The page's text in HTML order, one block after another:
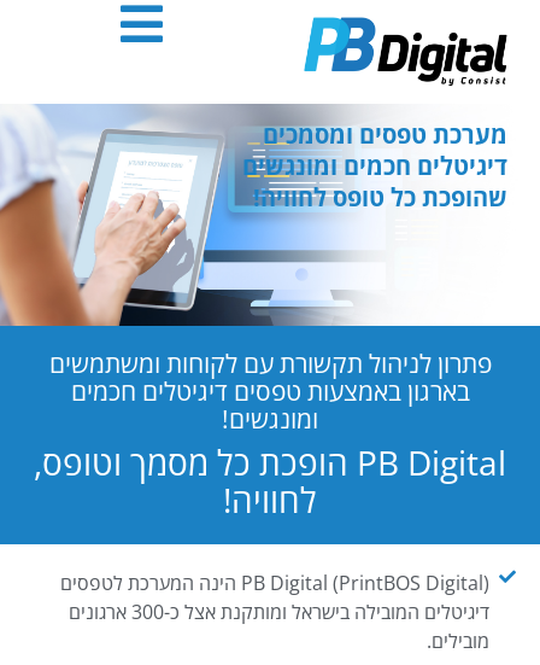
אנטר
מערכת טפסים ומסמכים
דיגיטלים חכמים ומונגשים
שהופכת כל טופס לחוויה!
פתרון לניהול תקשורת עם לקוחות ומשתמשים
בארגון באמצעות טפסים דיגיטלים חכמים
ומונגשים!
PB Digital הופכת כל מסמך וטופס,
לחוויה!
PB Digital (PrintBOS Digital) הינה המערכת לטפסים
דיגיטלים המובילה בישראל ומותקנת אצל כ-300 ארגונים
מובילים.